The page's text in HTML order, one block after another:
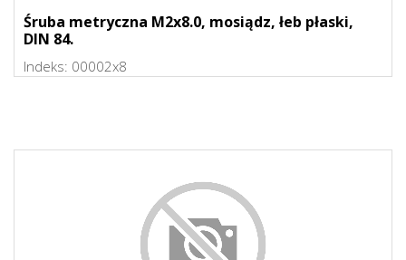
Śruba metryczna M2x8.0, mosiądz, łeb płaski,
DIN 84.
Indeks: 00002x8